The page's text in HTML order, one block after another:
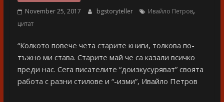
разказ
November 25, 2017
bgstoryteller Ивайло Петров,
цитат
“Колкото повече чета старите книги, толкова по-
тъжно ми става. Старите май че са казали всичко
преди нас. Сега писателите “доизкусуряват” своята
работа с разни стилове и “-изми”, Ивайло Петров